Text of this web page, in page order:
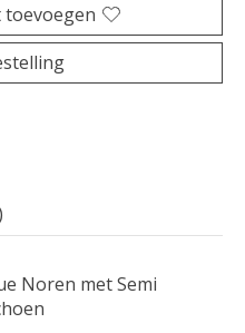
Noren met Semi